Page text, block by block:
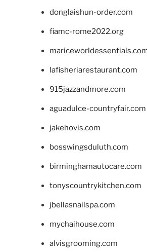
donglaishun-order.com
fiamc-rome2022.org
lafisheriarestaurant.com
915jazzandmore.com
aguadulce-countryfair.com
jakehovis.com
bosswingsduluth.com
birminghamautocare.com
tonyscountrykitchen.com
jbellasnailspa.com
mychaihouse.com
alvisgrooming.com